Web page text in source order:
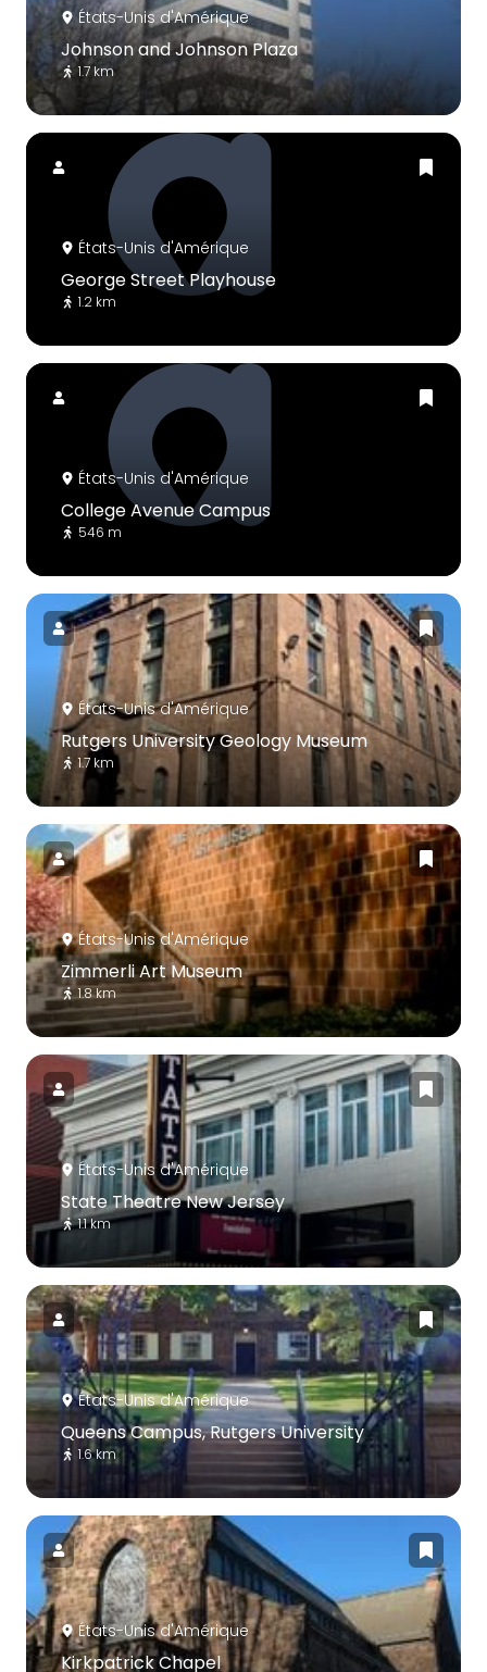
États-Unis d'Amérique
Johnson and Johnson Plaza
1.7 km
États-Unis d'Amérique
George Street Playhouse
1.2 km
États-Unis d'Amérique
College Avenue Campus
546 m
États-Unis d'Amérique
Rutgers University Geology Museum
1.7 km
États-Unis d'Amérique
Zimmerli Art Museum
1.8 km
États-Unis d'Amérique
State Theatre New Jersey
1.1 km
États-Unis d'Amérique
Queens Campus, Rutgers University
1.6 km
États-Unis d'Amérique
Kirkpatrick Chapel